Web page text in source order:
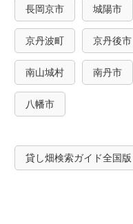
長岡京市 城陽市
京丹波町 京丹後市
南山城村 南丹市
八幡市
貸し畑検索ガイド全国版